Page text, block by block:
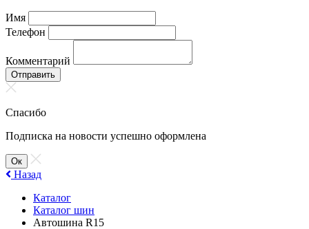
Имя
Телефон
Комментарий
Отправить
Спасибо
Подписка на новости успешно оформлена
Ок
Назад
Каталог
Каталог шин
Автошина R15